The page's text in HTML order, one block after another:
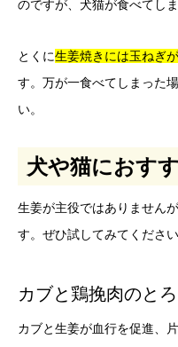
のですが、犬猫が食べてし
とくに生姜焼きには玉ねぎ
す。万が一食べてしまった
い。
犬や猫におす
生姜が主役ではありません
す。ぜひ試してみてください
カブと鶏挽肉のと
カブと生姜が血行を促進、